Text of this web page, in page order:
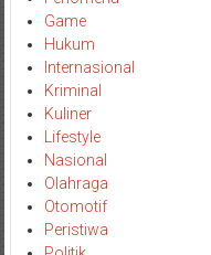
Game
Hukum
Internasional
Kriminal
Kuliner
Lifestyle
Nasional
Olahraga
Otomotif
Peristiwa